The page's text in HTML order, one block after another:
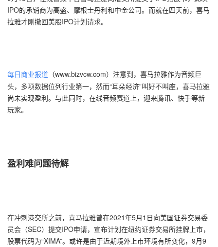
IPO的承销商为高盛、摩根士丹利和中金公司。而就在四天前，喜马
拉雅才刚撤回美股IPO计划请求。
每日商业报道 （www.bizvcw.com）注意到，喜马拉雅作为音频巨
头，多项数据位列行业第一，然而“耳朵经济”叫好不叫座，喜马拉雅
尚未实现盈利。与此同时，在线音频赛道上，迎来腾讯、快手等新
玩家。
盈利难问题待解
在冲刺港交所之前，喜马拉雅曾在2021年5月1日向美国证券交易委
员会（SEC）提交IPO申请，宣布计划在纽约证券交易所挂牌上市，
股票代码为“XIMA”。或许是由于近期境外上市环境有所变化，9月9